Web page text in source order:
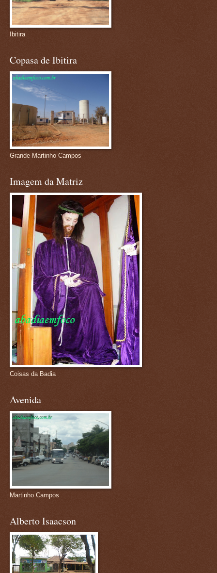
Ibitira
Copasa de Ibitira
Grande Martinho Campos
Imagem da Matriz
Coisas da Badia
Avenida
Martinho Campos
Alberto Isaacson